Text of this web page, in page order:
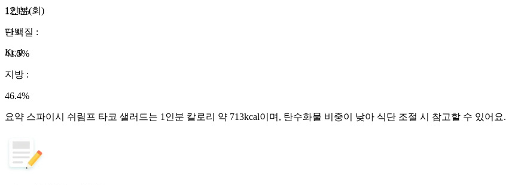
1인분(회)
713
Kcal
12.1%
단백질 :
41.5%
지방 :
46.4%
요약 스파이시 쉬림프 타코 샐러드는 1인분 칼로리 약 713kcal이며, 탄수화물 비중이 낮아 식단 조절 시 참고할 수 있어요.